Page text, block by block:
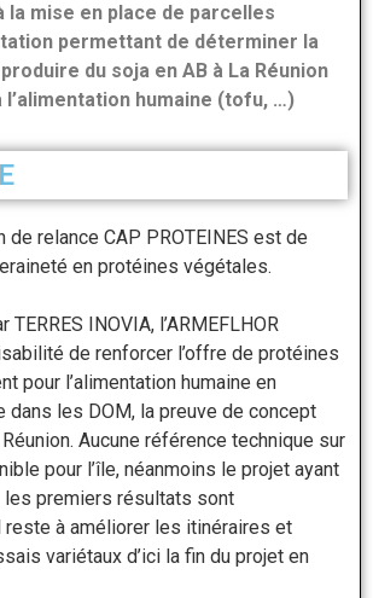
la mise en place de parcelles
permettant de déterminer la
du soja en AB à La Réunion
l’alimentation humaine (tofu, …)
de relance CAP PROTEINES est de
en protéines végétales.
INOVIA, l’ARMEFLHOR
de renforcer l’offre de protéines
pour l’alimentation humaine en
dans les DOM, la preuve de concept
Aucune référence technique sur
pour l’île, néanmoins le projet ayant
les premiers résultats sont
reste à améliorer les itinéraires et
variétaux d’ici la fin du projet en